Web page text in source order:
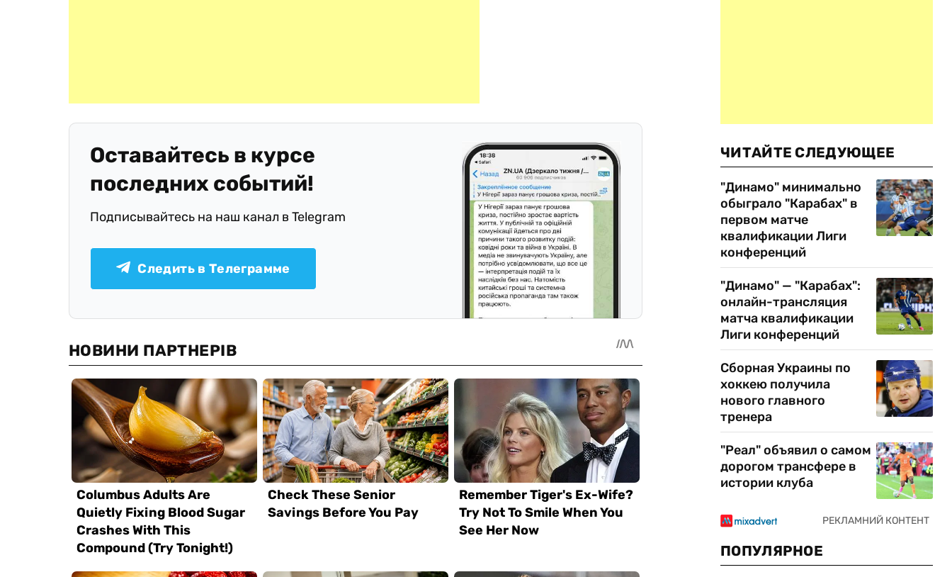
Оставайтесь в курсе
последних событий!
Подписывайтесь на наш канал в Telegram
Следить в Телеграмме
ЧИТАЙТЕ СЛЕДУЮЩЕЕ
"Динамо" минимально
обыграло "Карабах" в
первом матче
квалификации Лиги
конференций
"Динамо" — "Карабах":
онлайн-трансляция
матча квалификации
Лиги конференций
Сборная Украины по
хоккею получила
нового главного
тренера
"Реал" объявил о самом
дорогом трансфере в
истории клуба
ПОПУЛЯРНОЕ